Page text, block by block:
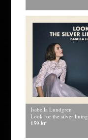
Isabella Lundgren
Look for the silver lining
159 kr